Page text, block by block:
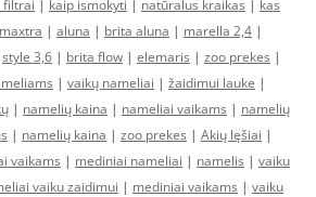
filtrai | kaip ismokyti | natūralus kraikas | kas
| aluna | brita aluna | marella 2,4 |
style 3,6 | brita flow | elemaris | zoo prekes |
| vaikų nameliai | žaidimui lauke |
| namelių kaina | nameliai vaikams | namelių
| namelių kaina | zoo prekes | Akių lęšiai |
vaikams | mediniai nameliai | namelis | vaiku
vaiku zaidimui | mediniai vaikams | vaiku